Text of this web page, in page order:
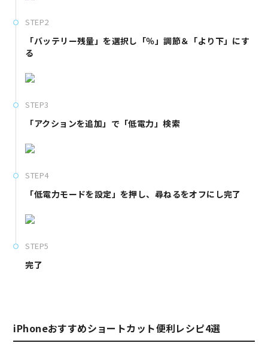
STEP2
「バッテリー残量」を選択し「％」調節＆「より下」にす
る
STEP3
「アクションを追加」で「低電力」検索
STEP4
「低電力モードを設定」を押し、尋ねるをオフにし完了
STEP5
完了
iPhoneおすすめショートカット便利レシピ4選